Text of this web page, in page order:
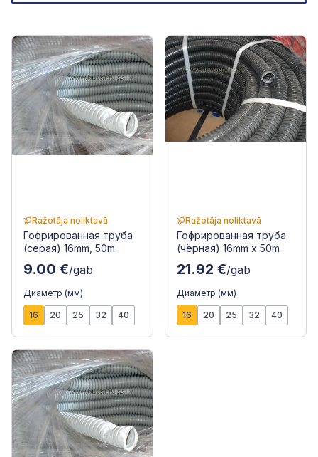
Ražotāja noliktavā
Гофрированная труба
(серая) 16mm, 50m
9.00 €/gab
Диаметр (мм)
16 20 25 32 40
Ražotāja noliktavā
Гофрированная труба
(чёрная) 16mm x 50m
21.92 €/gab
Диаметр (мм)
16 20 25 32 40